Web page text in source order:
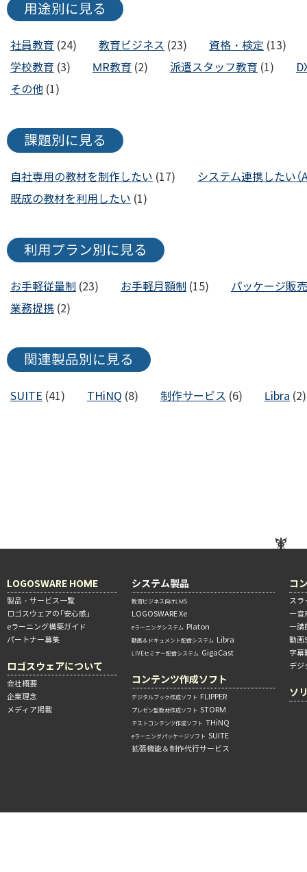
用途別に見る
社員教育 (24) 教育ビジネス (23) 資格・検定 (13)
学校教育 (3) MR教育 (2) 派遣スタッフ教育 (1)
その他 (1)
課題別に見る
自社専用の教材を制作したい (17)
システム連携したい（
既成の教材を利用したい (1)
利用プラン別に見る
お手軽従量制 (23) お手軽月額制 (15)
パッケージ販売
業務提携 (2)
関連製品別に見る
SUITE (41) THiNQ (8) 制作サービス (6) Libra (2)
LOGOSWARE HOME
製品・サービス一覧
ロゴスウェアの「安心感」
eラーニング構築ガイド
パートナー募集
ロゴスウェアについて
会社概要
企業理念
メディア掲載
システム製品
教育ビジネス向けLMS
LOGOSWARE Xe
eラーニングシステム Platon
動画＆ドキュメント配信システム Libra
LIVEセミナー配信システム GigaCast
コンテンツ作成ソフト
デジタルブック作成ソフト FLIPPER
プレゼン型教材作成ソフト STORM
テストコンテンツ作成ソフト THiNQ
eラーニングパッケージソフト SUITE
拡張機能＆制作代行サービス
コ
スラ
―音
―講
動画
字幕
デジ
ソ